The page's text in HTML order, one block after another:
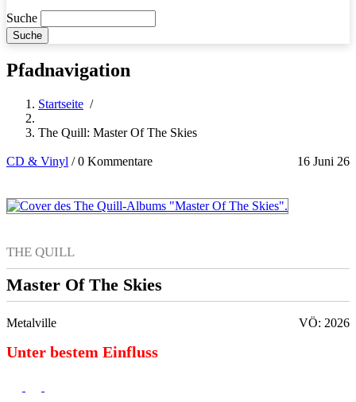
Suche
Pfadnavigation
Startseite /
The Quill: Master Of The Skies
CD & Vinyl 16 Juni 26
/0 Kommentare
THE QUILL
Master Of The Skies
Metalville VÖ: 2026
Unter bestem Einfluss